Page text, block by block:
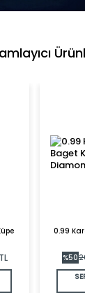
TL
0.99
%50